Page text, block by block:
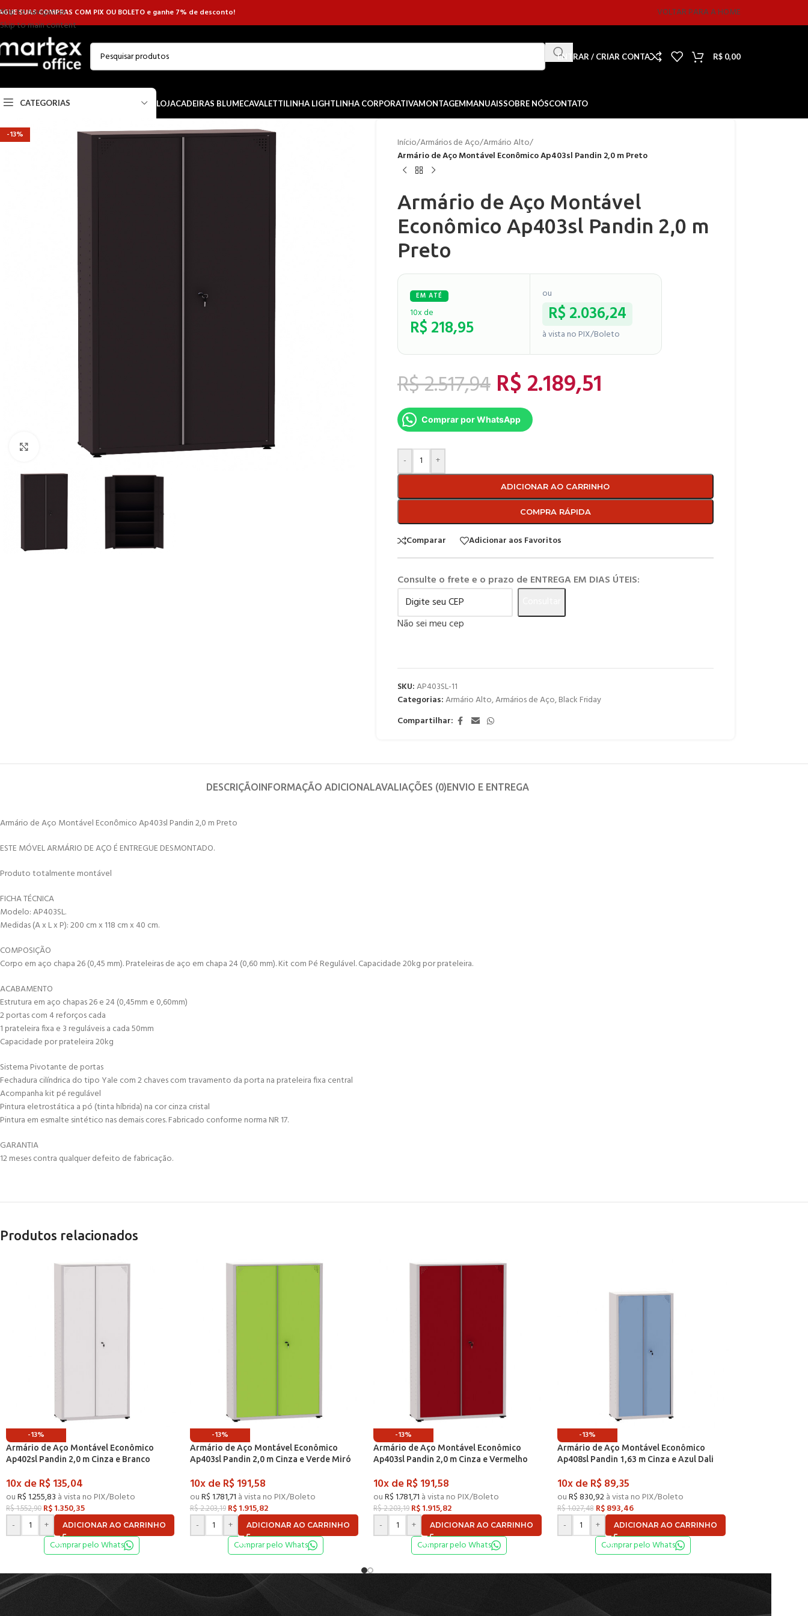
Skip to navigation
Skip to main content
SUAS COMPRAS COM PIX OU BOLETO e ganhe 7% de desconto! VOLTAR PARA A HOME
ENTRAR / CRIAR CONTA R$ 0,00
CATEGORIAS LOJACADEIRAS BLUMECAVALETTILINHA LIGHTLINHA CORPORATIVAMONTAGEMMANUAISSOBRE NÓSCONTATO
-13%
Clique para ampliar
Início/Armários de Aço/Armário Alto/
Armário de Aço Montável Econômico Ap403sl Pandin 2,0 m Preto
Armário de Aço Montável
Econômico Ap403sl Pandin 2,0 m
Preto
10x de
R$218,95
ou
R$2.036,24
à vista no PIX/Boleto
R$2.517,94 R$2.189,51
Comprar por WhatsApp
- +
ADICIONAR AO CARRINHO
COMPRA RÁPIDA
Comparar Adicionar aos Favoritos
Consulte o frete e o prazo de ENTREGA EM DIAS ÚTEIS:
Não sei meu cep
SKU:AP403SL-11
Categorias:Armário Alto,Armários de Aço,Black Friday
Compartilhar:
DESCRIÇÃOINFORMAÇÃO ADICIONAL AVALIAÇÕES (0)ENVIO E ENTREGA
Armário de Aço Montável Econômico Ap403sl Pandin 2,0 m Preto
ESTE MÓVEL ARMÁRIO DE AÇO É ENTREGUE DESMONTADO.
Produto totalmente montável
FICHA TÉCNICA
Modelo: AP403SL.
Medidas (A x L x P): 200 cm x 118 cm x 40 cm.
COMPOSIÇÃO
Corpo em aço chapa 26 (0,45 mm). Prateleiras de aço em chapa 24 (0,60 mm). Kit com Pé Regulável. Capacidade 20kg por prateleira.
ACABAMENTO
Estrutura em aço chapas 26 e 24 (0,45mm e 0,60mm)
2 portas com 4 reforços cada
1 prateleira fixa e 3 reguláveis a cada 50mm
Capacidade por prateleira 20kg
Sistema Pivotante de portas
Fechadura cilíndrica do tipo Yale com 2 chaves com travamento da porta na prateleira fixa central
Acompanha kit pé regulável
Pintura eletrostática a pó (tinta híbrida) na cor cinza cristal
Pintura em esmalte sintético nas demais cores. Fabricado conforme norma NR 17.
GARANTIA
12 meses contra qualquer defeito de fabricação.
Produtos relacionados
-13%
Armário de Aço Montável Econômico
Ap402sl Pandin 2,0 m Cinza e Branco
10x deR$135,04
ouR$1.255,83 à vista no PIX/Boleto
R$1.552,90 R$1.350,35
-
+ ADICIONAR AO CARRINHO
Comprar pelo Whats
-13%
Armário de Aço Montável Econômico
Ap403sl Pandin 2,0 m Cinza e Verde Miró
10x deR$191,58
ouR$1.781,71 à vista no PIX/Boleto
R$2.203,19 R$1.915,82
-
+ ADICIONAR AO CARRINHO
Comprar pelo Whats
-13%
Armário de Aço Montável Econômico
Ap403sl Pandin 2,0 m Cinza e Vermelho
10x deR$191,58
ouR$1.781,71 à vista no PIX/Boleto
R$2.203,19 R$1.915,82
-
+ ADICIONAR AO CARRINHO
Comprar pelo Whats
-13%
Armário de Aço Montável Econômico
Ap408sl Pandin 1,63 m Cinza e Azul Dali
10x deR$89,35
ouR$830,92à vista no PIX/Boleto
R$1.027,48 R$893,46
-
+ ADICIONAR AO CARRINHO
Comprar pelo Whats